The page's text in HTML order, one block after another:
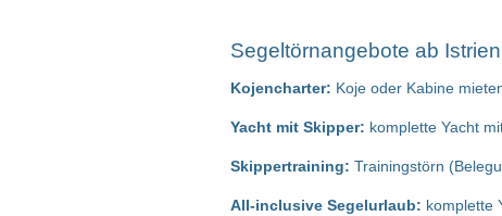
Segeltörnangebote ab Istrien
Kojencharter: Koje oder Kabine
Yacht mit Skipper: komplette Yacht
Skippertraining: Trainingstörn
All-inclusive Segelurlaub: komplette